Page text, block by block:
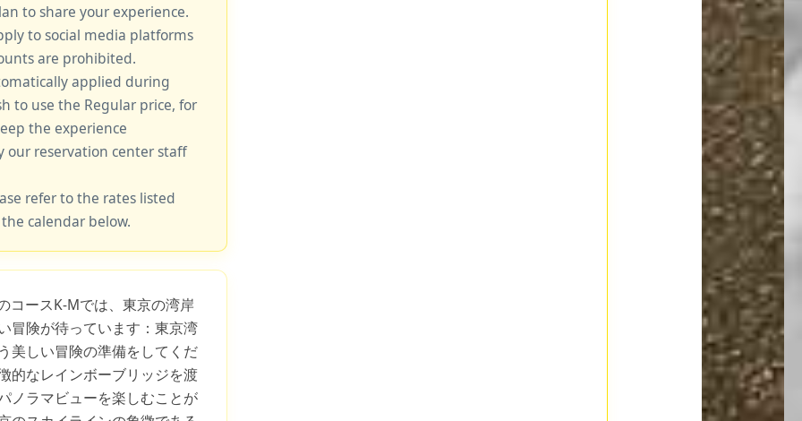
to share your experience.
to social media platforms
are prohibited.
applied during
to use the Regular price, for
the experience
our reservation center staff
refer to the rates listed
calendar below.
コースK-Mでは、東京の湾岸
冒険が待っています：東京湾
美しい冒険の準備をしてくだ
的なレインボーブリッジを渡
ノラマビューを楽しむことが